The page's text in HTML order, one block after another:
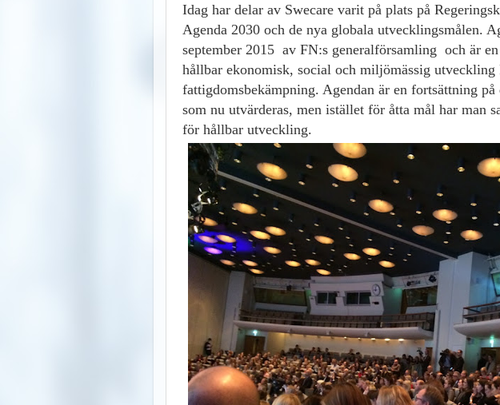
Idag har delar av Swecare varit på plats på
Agenda 2030 och de nya globala utvecklingsmålen.
september 2015 av FN:s generalförsamling och är
hållbar ekonomisk, social och miljömässig
fattigdomsbekämpning. Agendan är en fortsättning
som nu utvärderas, men istället för åtta mål har man
för hållbar utveckling.